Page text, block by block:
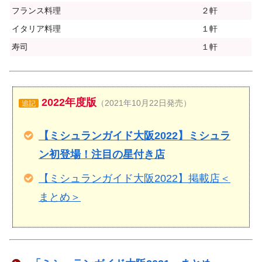
フランス料理
２軒
イタリア料理
１軒
寿司
１軒
追記 2022年度版 （2021年10月22日発売）
【ミシュランガイド大阪2022】ミシュラ
ン初登場！注目の星付き店
【ミシュランガイド大阪2022】掲載店＜
まとめ＞